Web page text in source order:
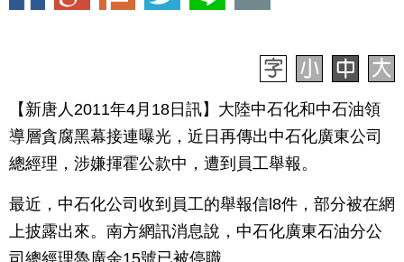
【新唐人2011年4月18日訊】大陸中石化和中石油領
導層貪腐黑幕接連曝光，近日再傳出中石化廣東公司
總經理，涉嫌揮霍公款中，遭到員工舉報。
最近，中石化公司收到員工的舉報信l8件，部分被在網
上披露出來。南方網訊消息說，中石化廣東石油分公